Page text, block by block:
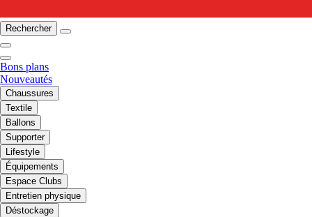
Rechercher
Bons plans
Nouveautés
Chaussures
Textile
Ballons
Supporter
Lifestyle
Équipements
Espace Clubs
Entretien physique
Déstockage